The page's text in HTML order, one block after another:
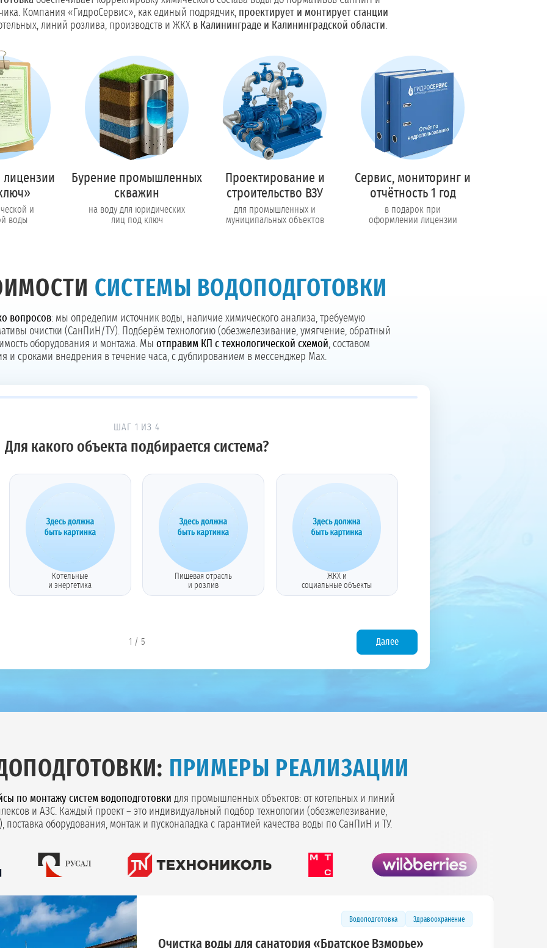
Компания «ГидроСервис», как единый подрядчик, проектирует и монтирует станции
линий розлива, производств и ЖКХ в Калининграде и Калининградской области.
лицензии
и
воды
Бурение промышленных
скважин
на воду для юридических
лиц под ключ
Проектирование и
строительство ВЗУ
для промышленных и
муниципальных объектов
Сервис, мониторинг и
отчётность 1 год
в подарок при
оформлении лицензии
Предоставим полный пакет документов
Пригласить в тендер
Колл-центр на связи с 9:00 до 19:00
Перезвоните мне!
СИСТЕМЫ ВОДОПОДГОТОВКИ
вопросов: мы определим источник воды, наличие химического анализа, требуемую
очистки (СанПиН/ТУ). Подберём технологию (обезжелезивание, умягчение, обратный
оборудования и монтажа. Мы отправим КП с технологической схемой, составом
и сроками внедрения в течение часа, с дублированием в мессенджер Max.
ШАГ 1 ИЗ 4
Для какого объекта подбирается система?
Котельные
и энергетика
Пищевая отрасль
и розлив
ЖКХ и
социальные объекты
1 / 5 Далее
ПРИМЕРЫ РЕАЛИЗАЦИИ
по монтажу систем водоподготовки для промышленных объектов: от котельных и линий
и АЗС. Каждый проект – это индивидуальный подбор технологии (обезжелезивание,
поставка оборудования, монтаж и пусконаладка с гарантией качества воды по СанПиН и ТУ.
Водоподготовка Здравоохранение
Очистка воды для санатория «Братское Взморье»